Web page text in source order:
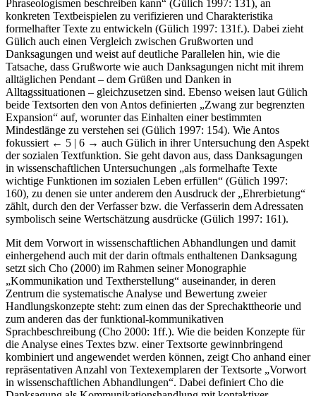
Phraseologismen beschreiben kann“ (Gülich 1997: 131), an
konkreten Textbeispielen zu verifizieren und Charakteristika
formelhafter Texte zu entwickeln (Gülich 1997: 131f.). Dabei zieht
Gülich auch einen Vergleich zwischen Grußworten und
Danksagungen und weist auf deutliche Parallelen hin, wie die
Tatsache, dass Grußworte wie auch Danksagungen nicht mit ihrem
alltäglichen Pendant – dem Grüßen und Danken in
Alltagssituationen – gleichzusetzen sind. Ebenso weisen laut Gülich
beide Textsorten den von Antos definierten „Zwang zur begrenzten
Expansion“ auf, worunter das Einhalten einer bestimmten
Mindestlänge zu verstehen sei (Gülich 1997: 154). Wie Antos
fokussiert ← 5 | 6 → auch Gülich in ihrer Untersuchung den Aspekt
der sozialen Textfunktion. Sie geht davon aus, dass Danksagungen
in wissenschaftlichen Untersuchungen „als formelhafte Texte
wichtige Funktionen im sozialen Leben erfüllen“ (Gülich 1997:
160), zu denen sie unter anderem den Ausdruck der „Ehrerbietung“
zählt, durch den der Verfasser bzw. die Verfasserin dem Adressaten
symbolisch seine Wertschätzung ausdrücke (Gülich 1997: 161).
Mit dem Vorwort in wissenschaftlichen Abhandlungen und damit
einhergehend auch mit der darin oftmals enthaltenen Danksagung
setzt sich Cho (2000) im Rahmen seiner Monographie
„Kommunikation und Textherstellung“ auseinander, in deren
Zentrum die systematische Analyse und Bewertung zweier
Handlungskonzepte steht: zum einen das der Sprechakttheorie und
zum anderen das der funktional-kommunikativen
Sprachbeschreibung (Cho 2000: 1ff.). Wie die beiden Konzepte für
die Analyse eines Textes bzw. einer Textsorte gewinnbringend
kombiniert und angewendet werden können, zeigt Cho anhand einer
repräsentativen Anzahl von Textexemplaren der Textsorte „Vorwort
in wissenschaftlichen Abhandlungen“. Dabei definiert Cho die